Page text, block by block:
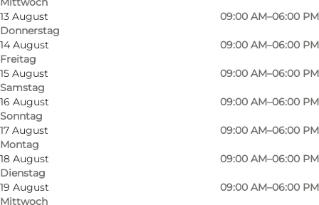
13 August
Donnerstag
09:00 AM–06:00 PM
14 August
Freitag
09:00 AM–06:00 PM
15 August
Samstag
09:00 AM–06:00 PM
16 August
Sonntag
09:00 AM–06:00 PM
17 August
Montag
09:00 AM–06:00 PM
18 August
Dienstag
09:00 AM–06:00 PM
19 August
Mittwoch
09:00 AM–06:00 PM
Foto: Foto: